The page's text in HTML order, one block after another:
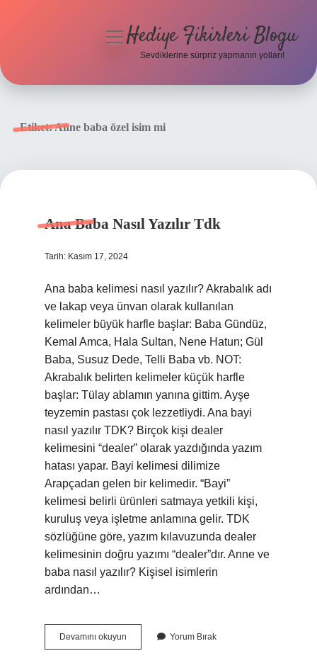
menüyüHediye Fikirleri Blogu
Sevdiklerine sürpriz yapmanın yolları!
Etiket:Anne baba özel isim mi
Ana Baba Nasıl Yazılır Tdk
Tarih: Kasım 17, 2024
Ana baba kelimesi nasıl yazılır? Akrabalık adı
ve lakap veya ünvan olarak kullanılan
kelimeler büyük harfle başlar: Baba Gündüz,
Kemal Amca, Hala Sultan, Nene Hatun; Gül
Baba, Susuz Dede, Telli Baba vb. NOT:
Akrabalık belirten kelimeler küçük harfle
başlar: Tülay ablamın yanına gittim. Ayşe
teyzemin pastası çok lezzetliydi. Ana bayi
nasıl yazılır TDK? Birçok kişi dealer
kelimesini “dealer” olarak yazdığında yazım
hatası yapar. Bayi kelimesi dilimize
Arapçadan gelen bir kelimedir. “Bayi”
kelimesi belirli ürünleri satmaya yetkili kişi,
kuruluş veya işletme anlamına gelir. TDK
sözlüğüne göre, yazım kılavuzunda dealer
kelimesinin doğru yazımı “dealer”dır. Anne ve
baba nasıl yazılır? Kişisel isimlerin
ardından…
Devamını okuyun
Baba
Yorum Bırak